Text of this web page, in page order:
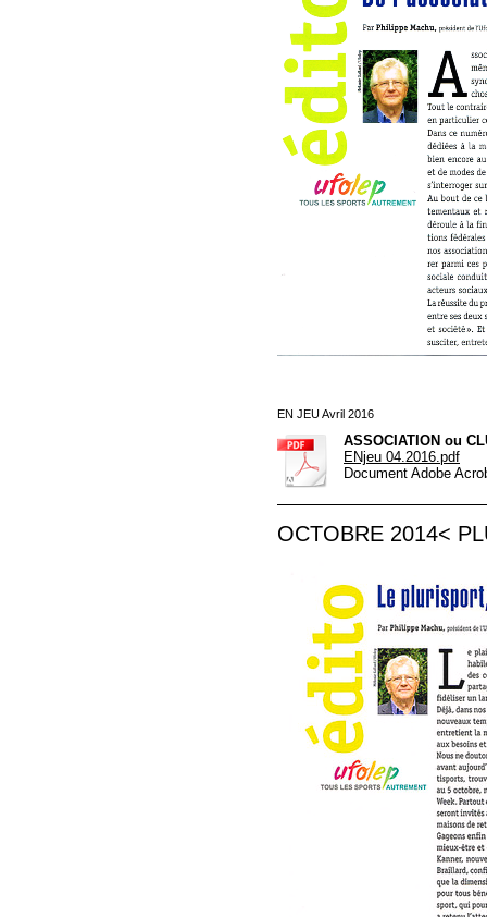
EN JEU Avril 2016
ASSOCIATION ou
ENjeu 04.2016.pdf
Document Adobe
OCTOBRE 2014<